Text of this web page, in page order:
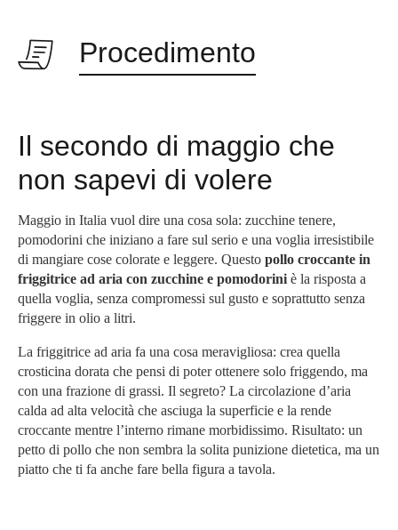
Procedimento
Il secondo di maggio che
non sapevi di volere
Maggio in Italia vuol dire una cosa sola: zucchine tenere,
pomodorini che iniziano a fare sul serio e una voglia irresistibile
di mangiare cose colorate e leggere. Questo pollo croccante in
friggitrice ad aria con zucchine e pomodorini è la risposta a
quella voglia, senza compromessi sul gusto e soprattutto senza
friggere in olio a litri.
La friggitrice ad aria fa una cosa meravigliosa: crea quella
crosticina dorata che pensi di poter ottenere solo friggendo, ma
con una frazione di grassi. Il segreto? La circolazione d’aria
calda ad alta velocità che asciuga la superficie e la rende
croccante mentre l’interno rimane morbidissimo. Risultato: un
petto di pollo che non sembra la solita punizione dietetica, ma un
piatto che ti fa anche fare bella figura a tavola.